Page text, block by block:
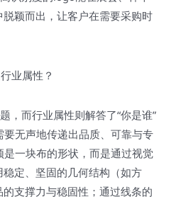
颖而出，让客户在需要采购时
业属性？
，而行业属性则解答了“你是谁”
无声地传递出品质、可靠与专
一块布的形状，而是通过视觉
定、坚固的几何结构（如方
支撑力与稳固性；通过线条的